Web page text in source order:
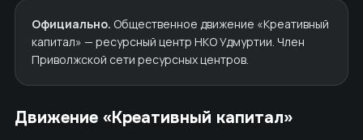
Официально. Общественное движение «Креативный
капитал» — ресурсный центр НКО Удмуртии. Член
Приволжской сети ресурсных центров.
Движение «Креативный капитал»